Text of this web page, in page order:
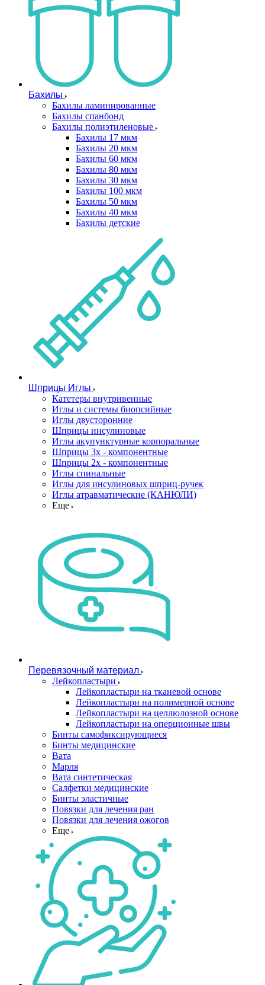
Бахилы
Бахилы ламинированные
Бахилы спанбонд
Бахилы полиэтиленовые
Бахилы 17 мкм
Бахилы 20 мкм
Бахилы 60 мкм
Бахилы 80 мкм
Бахилы 30 мкм
Бахилы 100 мкм
Бахилы 50 мкм
Бахилы 40 мкм
Бахилы детские
Шприцы Иглы
Катетеры внутривенные
Иглы и системы биопсийные
Иглы двусторонние
Шприцы инсулиновые
Иглы акупунктурные корпоральные
Шприцы 3х - компонентные
Шприцы 2х - компонентные
Иглы спинальные
Иглы для инсулиновых шприц-ручек
Иглы атравматические (КАНЮЛИ)
Еще
Перевязочный материал
Лейкопластыри
Лейкопластыри на тканевой основе
Лейкопластыри на полимерной основе
Лейкопластыри на целлюлозной основе
Лейкопластыри на оперционные швы
Бинты самофиксирующиеся
Бинты медицинские
Вата
Марля
Вата синтетическая
Салфетки медицинские
Бинты эластичные
Повязки для лечения ран
Повязки для лечения ожогов
Еще